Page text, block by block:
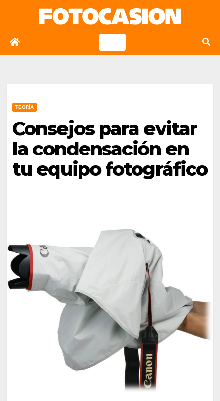
contenido
TEORÍA
Consejos para evitar
la condensación en
tu equipo fotográfico